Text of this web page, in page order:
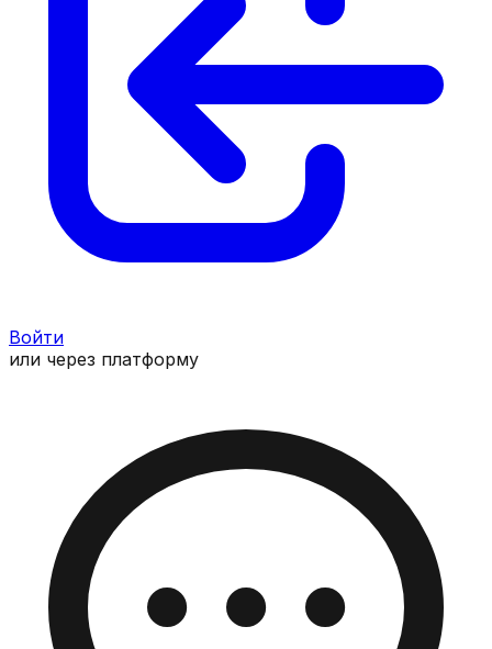
Войти
или через платформу